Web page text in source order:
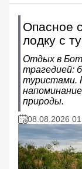
Опасное
лодку с
Отдых в
трагедией:
туристами.
природы.
08.08.2026